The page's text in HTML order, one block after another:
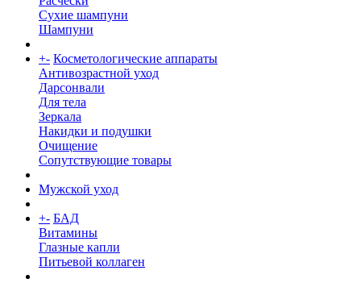
Сухие шампуни
Шампуни
+- Косметологические аппараты
Антивозрастной уход
Дарсонвали
Для тела
Зеркала
Накидки и подушки
Очищение
Сопутствующие товары
Мужской уход
+- БАД
Витамины
Глазные капли
Питьевой коллаген